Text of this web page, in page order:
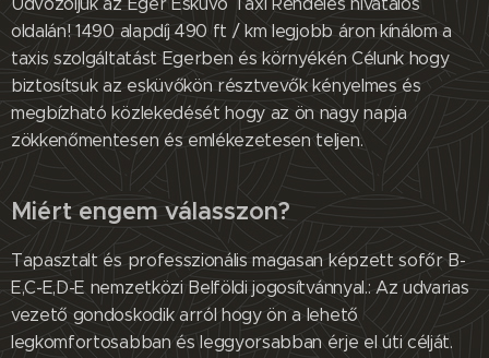
Üdvözöljük az Eger Esküvő Taxi Rendelés hivatalos
oldalán! 1490 alapdíj 490 ft / km legjobb áron kínálom a
taxis szolgáltatást Egerben és környékén Célunk hogy
biztosítsuk az esküvőkön résztvevők kényelmes és
megbízható közlekedését hogy az ön nagy napja
zökkenőmentesen és emlékezetesen teljen.
Miért engem válasszon?
Tapasztalt és professzionális magasan képzett sofőr B-
E,C-E,D-E nemzetközi Belföldi jogosítvánnyal.: Az udvarias
vezető gondoskodik arról hogy ön a lehető
legkomfortosabban és leggyorsabban érje el úti célját.